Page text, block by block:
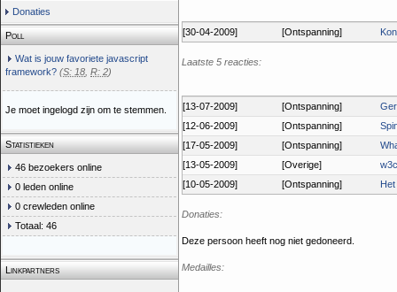
Donaties
Poll
Wat is jouw favoriete javascript
framework? (S: 18 R: 2)
Je moet ingelogd zijn om te stemmen.
Statistieken
46 bezoekers online
0 leden online
0 crewleden online
Totaal: 46
Linkpartners
[30-04-2009] [Ontspanning]
Laatste 5 reacties:
[13-07-2009] [Ontspanning]
[12-06-2009]
[Ontspanning]
[17-05-2009]
[Ontspanning]
[13-05-2009]
[Overige]
[10-05-2009]
[Ontspanning]
Donaties:
Deze persoon heeft nog niet gedoneerd.
Medailles: